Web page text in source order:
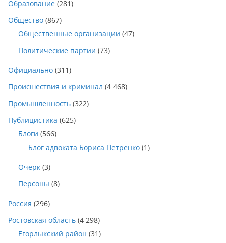
Образование (281)
Общество (867)
Общественные организации (47)
Политические партии (73)
Официально (311)
Происшествия и криминал (4 468)
Промышленность (322)
Публицистика (625)
Блоги (566)
Блог адвоката Бориса Петренко (1)
Очерк (3)
Персоны (8)
Россия (296)
Ростовская область (4 298)
Егорлыкский район (31)